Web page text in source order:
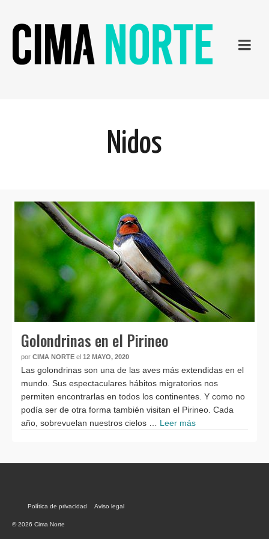
Nidos
Golondrinas en el Pirineo
por CIMA NORTE el 12 MAYO, 2020
Las golondrinas son una de las aves más extendidas en el
mundo. Sus espectaculares hábitos migratorios nos
permiten encontrarlas en todos los continentes. Y como no
podía ser de otra forma también visitan el Pirineo. Cada
año, sobrevuelan nuestros cielos … Leer más
Política de privacidad Aviso legal
© 2026 Cima Norte